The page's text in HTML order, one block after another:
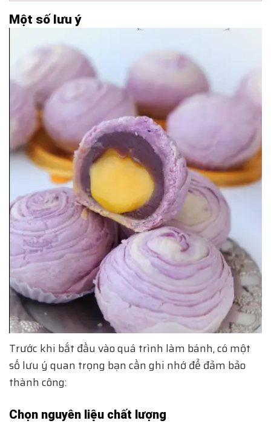
Một số lưu ý
Trước khi bắt đầu vào quá trình làm bánh, có một
số lưu ý quan trọng bạn cần ghi nhớ để đảm bảo
thành công:
Chọn nguyên liệu chất lượng